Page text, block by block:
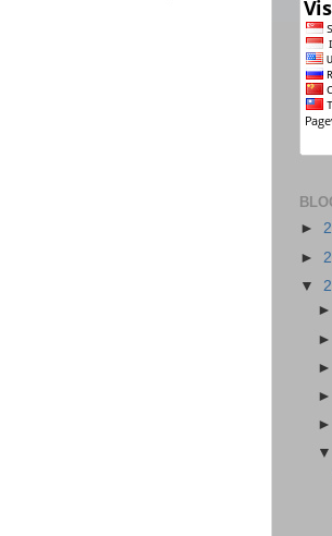
►
►
▼
►
►